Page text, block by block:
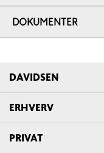
DOKUMENTER
DAVIDSEN
ERHVERV
PRIVAT